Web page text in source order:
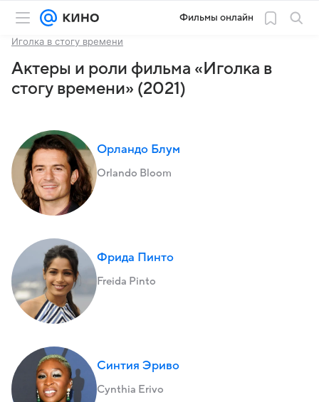
Фильмы онлайн
Иголка в стогу времени
Актеры и роли фильма «Иголка в
стогу времени» (2021)
Орландо Блум
Orlando Bloom
Фрида Пинто
Freida Pinto
Синтия Эриво
Cynthia Erivo